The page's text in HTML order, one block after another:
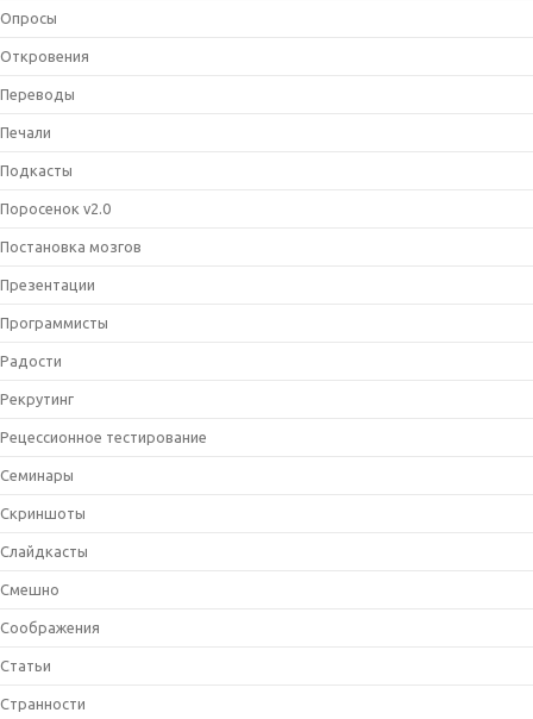
Опросы
Откровения
Переводы
Печали
Подкасты
Поросенок v2.0
Постановка мозгов
Презентации
Программисты
Радости
Рекрутинг
Рецессионное тестирование
Семинары
Скриншоты
Слайдкасты
Смешно
Соображения
Статьи
Странности